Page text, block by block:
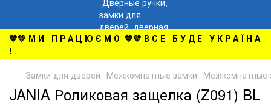
💙💛 М И П Р А Ц Ю Є М О 💙💛 В С Е Б У Д Е У К Р А Ї Н А
!
Замки для дверей Межкомнатные замки Межкомнатные
JANIA Роликовая защелка (Z091) BL